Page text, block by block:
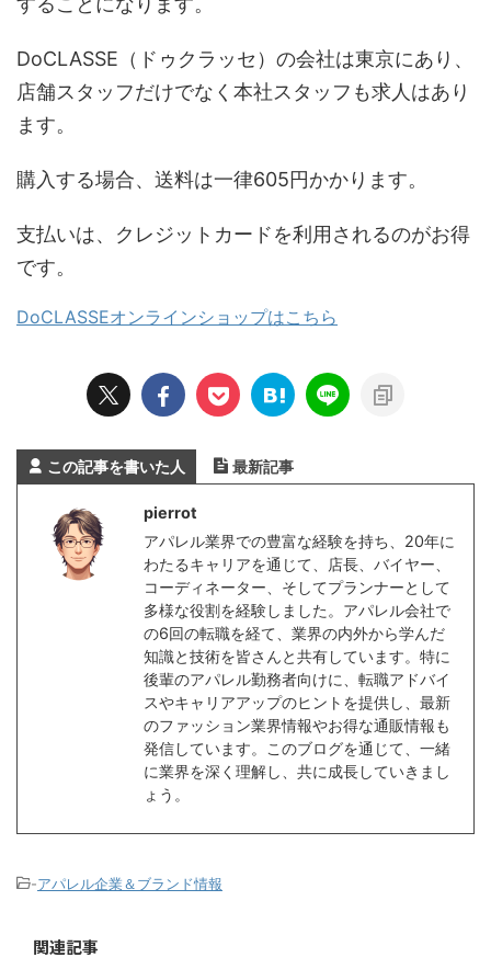
DoCLASSE（ドゥクラッセ）の会社は東京にあり、
店舗スタッフだけでなく本社スタッフも求人はあり
ます。
購入する場合、送料は一律605円かかります。
支払いは、クレジットカードを利用されるのがお得
です。
DoCLASSEオンラインショップはこちら
この記事を書いた人 最新記事
pierrot
アパレル業界での豊富な経験を持ち、20年に
わたるキャリアを通じて、店長、バイヤー、
コーディネーター、そしてプランナーとして
多様な役割を経験しました。アパレル会社で
の6回の転職を経て、業界の内外から学んだ
知識と技術を皆さんと共有しています。特に
後輩のアパレル勤務者向けに、転職アドバイ
スやキャリアアップのヒントを提供し、最新
のファッション業界情報やお得な通販情報も
発信しています。このブログを通じて、一緒
に業界を深く理解し、共に成長していきまし
ょう。
-アパレル企業＆ブランド情報
関連記事